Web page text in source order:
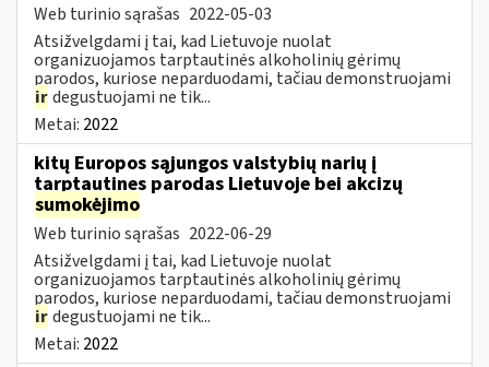
Web turinio sąrašas 2022-05-03
Atsižvelgdami į tai, kad Lietuvoje nuolat
organizuojamos tarptautinės alkoholinių gėrimų
parodos, kuriose neparduodami, tačiau demonstruojami
irdegustuojami ne tik...
Metai: 2022
kitų Europos sąjungos valstybių narių į
tarptautines parodas Lietuvoje bei akcizų
sumokėjimo
Web turinio sąrašas 2022-06-29
Atsižvelgdami į tai, kad Lietuvoje nuolat
organizuojamos tarptautinės alkoholinių gėrimų
parodos, kuriose neparduodami, tačiau demonstruojami
irdegustuojami ne tik...
Metai: 2022